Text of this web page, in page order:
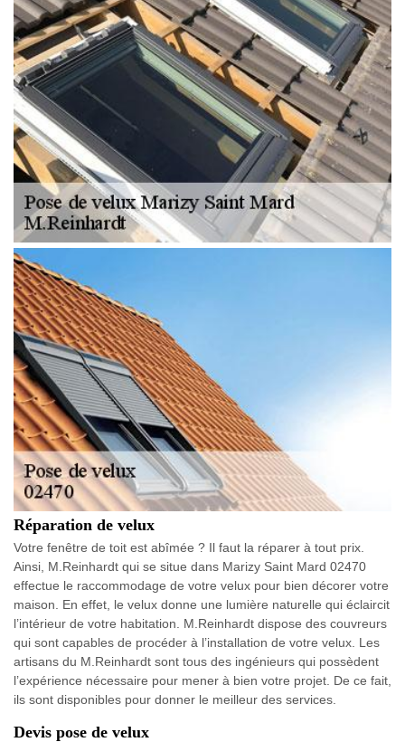
Réparation de velux
Votre fenêtre de toit est abîmée ? Il faut la réparer à tout prix.
Ainsi, M.Reinhardt qui se situe dans Marizy Saint Mard 02470
effectue le raccommodage de votre velux pour bien décorer votre
maison. En effet, le velux donne une lumière naturelle qui éclaircit
l’intérieur de votre habitation. M.Reinhardt dispose des couvreurs
qui sont capables de procéder à l’installation de votre velux. Les
artisans du M.Reinhardt sont tous des ingénieurs qui possèdent
l’expérience nécessaire pour mener à bien votre projet. De ce fait,
ils sont disponibles pour donner le meilleur des services.
Devis pose de velux